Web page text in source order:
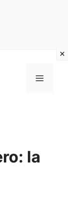
Menu
la